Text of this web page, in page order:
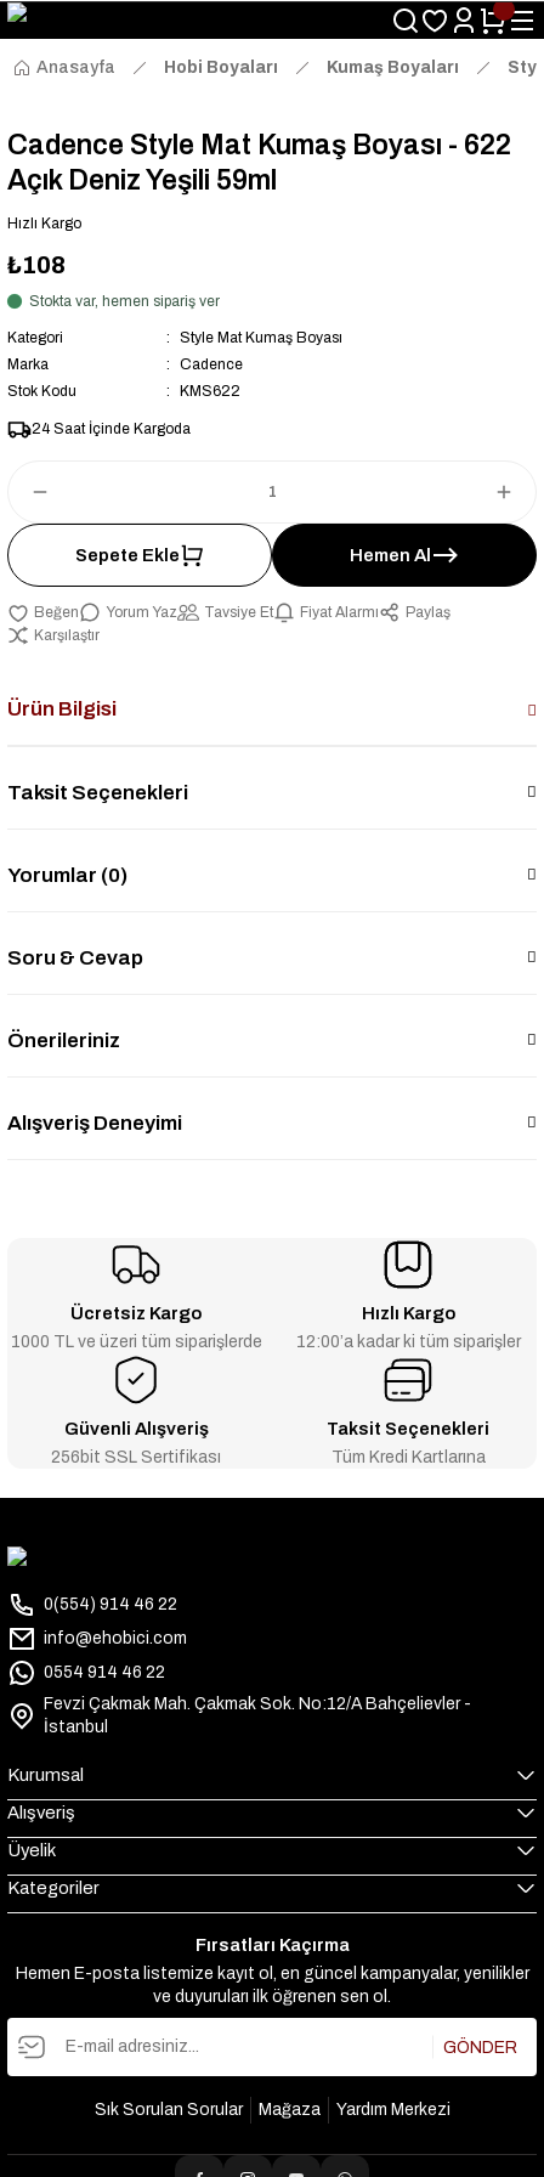
Size Özel "HG10" Kodu ile Sepette Hemen %10 İndirim Fırsatını
Kaçırmayın!
Anasayfa
Hobi Boyaları Kumaş Boyaları
Cadence Style Mat Kumaş Boyası - 622
Açık Deniz Yeşili 59ml
Hızlı Kargo
₺108
Stokta var, hemen sipariş ver
Kategori
Style Mat Kumaş Boyası
Marka
Cadence
Stok Kodu
KMS622
24 Saat İçinde Kargoda
Sepete Ekle Hemen Al
Yorum Yaz Tavsiye Et Fiyat Alarmı
Paylaş
Karşılaştır
Ürün Bilgisi
Taksit Seçenekleri
Yorumlar (0)
Soru & Cevap
Önerileriniz
Alışveriş Deneyimi
Ücretsiz Kargo
1000 TL ve üzeri tüm siparişlerde
Hızlı Kargo
12:00’a kadar ki tüm siparişler
Güvenli Alışveriş
256bit SSL Sertifikası
Taksit Seçenekleri
Tüm Kredi Kartlarına
0(554) 914 46 22
info@ehobici.com
0554 914 46 22
Fevzi Çakmak Mah. Çakmak Sok. No:12/A Bahçelievler -
İstanbul
Kurumsal
Alışveriş
Üyelik
Kategoriler
Fırsatları Kaçırma
Hemen E-posta listemize kayıt ol, en güncel kampanyalar, yenilikler
ve duyuruları ilk öğrenen sen ol.
GÖNDER
Sık Sorulan Sorular Mağaza Yardım Merkezi